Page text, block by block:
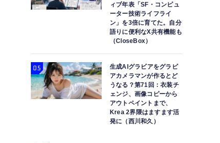
ィブ年表「SF・コンピュ
ーター技術ライフライ
ン」を3倍に育てた。自分
語りに便利なX共有機能も
（CloseBox）
生成AIグラビアをグラビ
アカメラマンが作るとど
うなる？第71回：衣装チ
ェンジ、画像コピーから
アウトペイントまで、
Krea 2界隈はますます活
発に（西川和久）